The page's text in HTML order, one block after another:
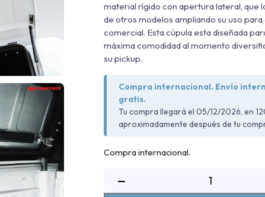
material rígido con apertura lateral, que
de otros modelos ampliando su uso
comercial. Esta cúpula esta diseñada
máxima comodidad al momento
su pickup.
Compra internacional. Envío
gratis.
Tu compra llegará el 05/12/2026, en
aproximadamente después de tu
Compra internacional.
−
WM